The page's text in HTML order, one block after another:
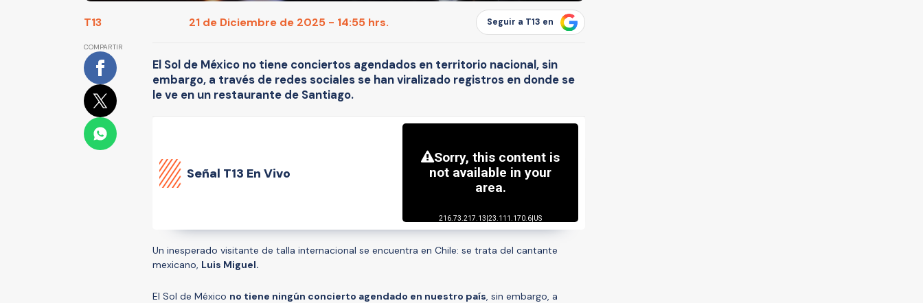
T13 21 de Diciembre de 2025 - 14:55 hrs. Seguir a T13 en
COMPARTIR
El Sol de México no tiene conciertos agendados en territorio nacional, sin
embargo, a través de redes sociales se han viralizado registros en donde se
le ve en un restaurante de Santiago.
Señal T13 En Vivo
Un inesperado visitante de talla internacional se encuentra en Chile: se trata del cantante
mexicano, Luis Miguel.
El Sol de México no tiene ningún concierto agendado en nuestro país, sin embargo, a